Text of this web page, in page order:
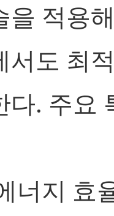
을 적용
서도 최
다. 주요
너지 효